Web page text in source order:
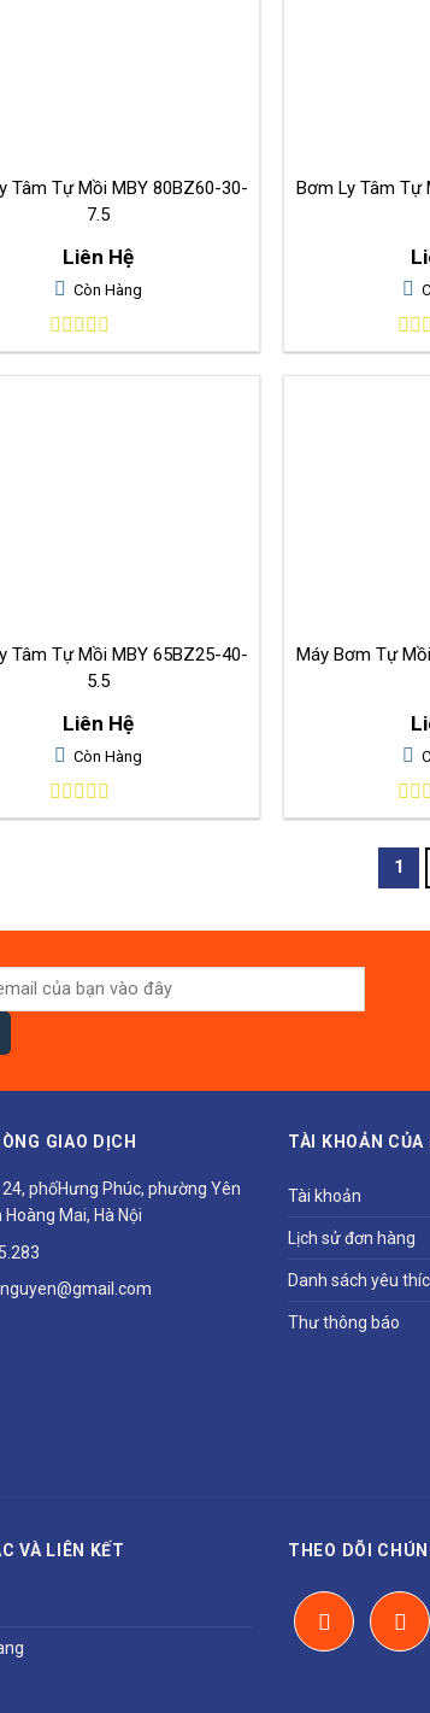
Tâm Tự Mồi MBY 80BZ60-30-
7.5
Liên Hệ
Còn Hàng
0
out
Bơm Ly Tâm Tự Mồi
0
out
Tâm Tự Mồi MBY 65BZ25-40-
5.5
Liên Hệ
Còn Hàng
0
Máy Bơm Tự
0
of
5
1
GIAO DỊCH
phốHưng Phúc, phường Yên
Hoàng Mai, Hà Nội
TÀI KHOẢN CỦA
Tài khoản
Lịch sử đơn hàng
Danh sách yêu
Thư thông báo
VÀ LIÊN KẾT THEO DÕI